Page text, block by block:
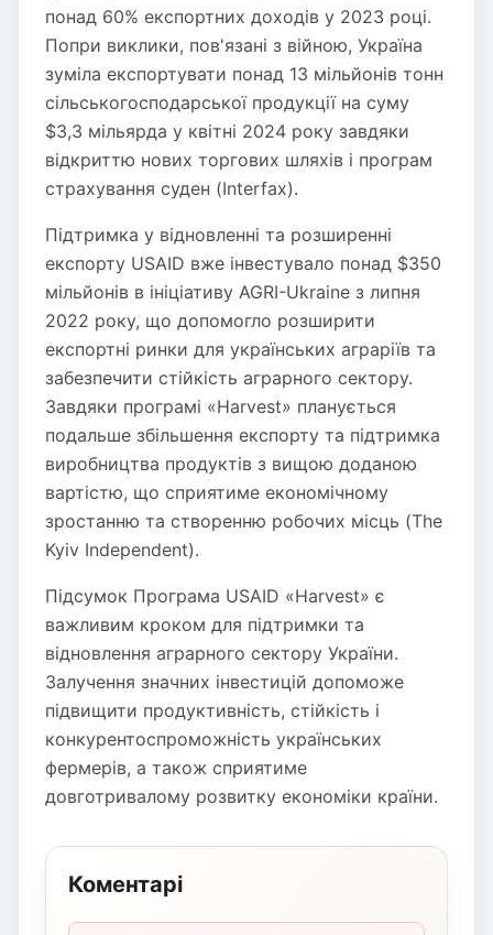
понад 60% експортних доходів у 2023 році.
Попри виклики, пов'язані з війною, Україна
зуміла експортувати понад 13 мільйонів тонн
сільськогосподарської продукції на суму
$3,3 мільярда у квітні 2024 року завдяки
відкриттю нових торгових шляхів і програм
страхування суден​ (Interfax)​.
Підтримка у відновленні та розширенні
експорту USAID вже інвестувало понад $350
мільйонів в ініціативу AGRI-Ukraine з липня
2022 року, що допомогло розширити
експортні ринки для українських аграріїв та
забезпечити стійкість аграрного сектору.
Завдяки програмі «Harvest» планується
подальше збільшення експорту та підтримка
виробництва продуктів з вищою доданою
вартістю, що сприятиме економічному
зростанню та створенню робочих місць​ (The
Kyiv Independent)​.
Підсумок Програма USAID «Harvest» є
важливим кроком для підтримки та
відновлення аграрного сектору України.
Залучення значних інвестицій допоможе
підвищити продуктивність, стійкість і
конкурентоспроможність українських
фермерів, а також сприятиме
довготривалому розвитку економіки країни.
Коментарі